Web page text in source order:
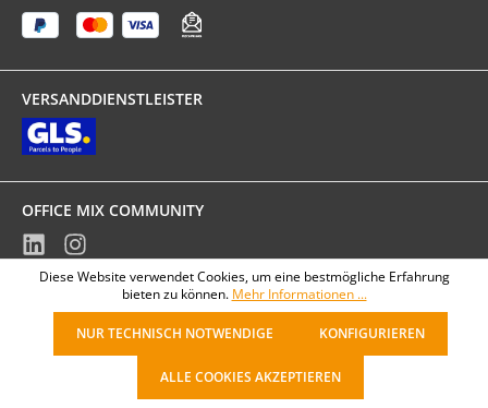
VERSANDDIENSTLEISTER
OFFICE MIX COMMUNITY
* Preise exkl. gesetzlicher MwSt., zzgl.Versandkosten
Diese Website verwendet Cookies, um eine bestmögliche Erfahrung
bieten zu können. Mehr Informationen ...
NUR TECHNISCH NOTWENDIGE KONFIGURIEREN
ALLE COOKIES AKZEPTIEREN